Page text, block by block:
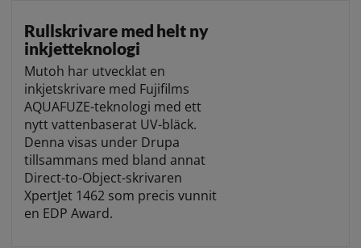
Rullskrivare med helt ny
inkjetteknologi
Mutoh har utvecklat en
inkjetskrivare med Fujifilms
AQUAFUZE-teknologi med ett
nytt vattenbaserat UV-bläck.
Denna visas under Drupa
tillsammans med bland annat
Direct-to-Object-skrivaren
XpertJet 1462 som precis vunnit
en EDP Award.